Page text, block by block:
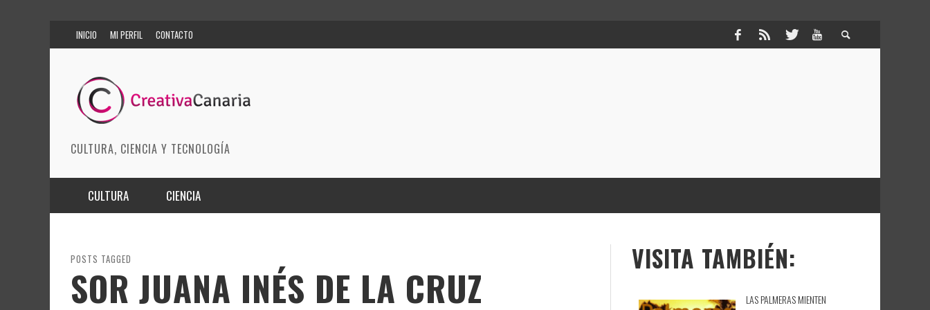
INICIO MI PERFIL CONTACTO
CULTURA, CIENCIA Y TECNOLOGÍA
CULTURA
ARTES ESCÉNICAS
MODA
CIENCIA
INNOVACIÓN
CIENCIAS DE LA TIERRA
POSTS TAGGED
SOR JUANA INÉS DE LA CRUZ
VISITA TAMBIÉN:
LAS PALMERAS MIENTEN